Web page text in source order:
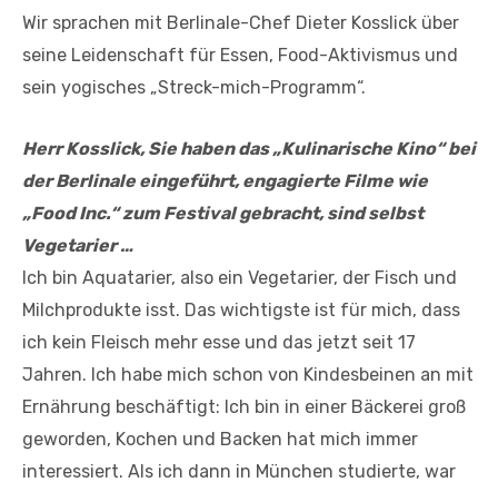
Wir sprachen mit Berlinale-Chef Dieter Kosslick über
seine Leidenschaft für Essen, Food-Aktivismus und
sein yogisches „Streck-mich-Programm“.
Herr Kosslick, Sie haben das „Kulinarische Kino“ bei
der Berlinale eingeführt, engagierte Filme wie
„Food Inc.“ zum Festival gebracht, sind selbst
Vegetarier …
Ich bin Aquatarier, also ein Vegetarier, der Fisch und
Milchprodukte isst. Das wichtigste ist für mich, dass
ich kein Fleisch mehr esse und das jetzt seit 17
Jahren. Ich habe mich schon von Kindesbeinen an mit
Ernährung beschäftigt: Ich bin in einer Bäckerei groß
geworden, Kochen und Backen hat mich immer
interessiert. Als ich dann in München studierte, war